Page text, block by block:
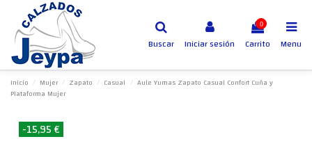
Buscar Iniciar sesión
0
Carrito Menu
Inicio Mujer Zapato Casual
Aule Yumas Zapato Casual Confort Cuña y
Plataforma Mujer
-15,95 €